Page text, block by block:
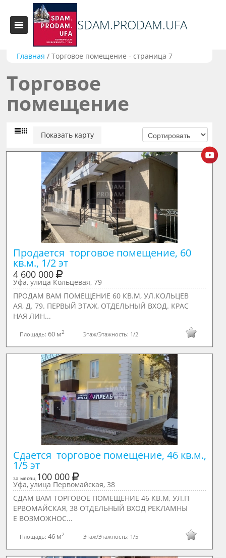
SDAM.PRODAM.UFA
Главная /Торговое помещение - страница 7
Торговое
помещение
Показать карту
Продается  торговое помещение, 60
кв.м., 1/2 эт
4 600 000
Уфа, улица Кольцевая, 79
ПРОДАМ ВАМ ПОМЕЩЕНИЕ 60 КВ.М, УЛ.КОЛЬЦЕВ
АЯ, Д. 79. ПЕРВЫЙ ЭТАЖ, ОТДЕЛЬНЫЙ ВХОД. КРАС
НАЯ ЛИН...
Площадь:60 м2 Этаж/Этажность: 1/2
Сдается  торговое помещение, 46 кв.м.,
1/5 эт
за месяц 100 000
Уфа, улица Первомайская, 38
СДАМ ВАМ ТОРГОВОЕ ПОМЕЩЕНИЕ 46 КВ.М, УЛ.П
ЕРВОМАЙСКАЯ, 38 ОТДЕЛЬНЫЙ ВХОД РЕКЛАМНЫ
Е ВОЗМОЖНОС...
Площадь:46 м2 Этаж/Этажность: 1/5